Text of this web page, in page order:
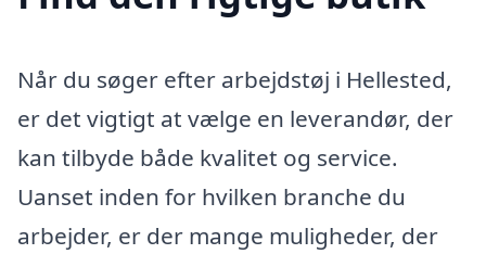
Når du søger efter arbejdstøj i Hellested,
er det vigtigt at vælge en leverandør, der
kan tilbyde både kvalitet og service.
Uanset inden for hvilken branche du
arbejder, er der mange muligheder, der